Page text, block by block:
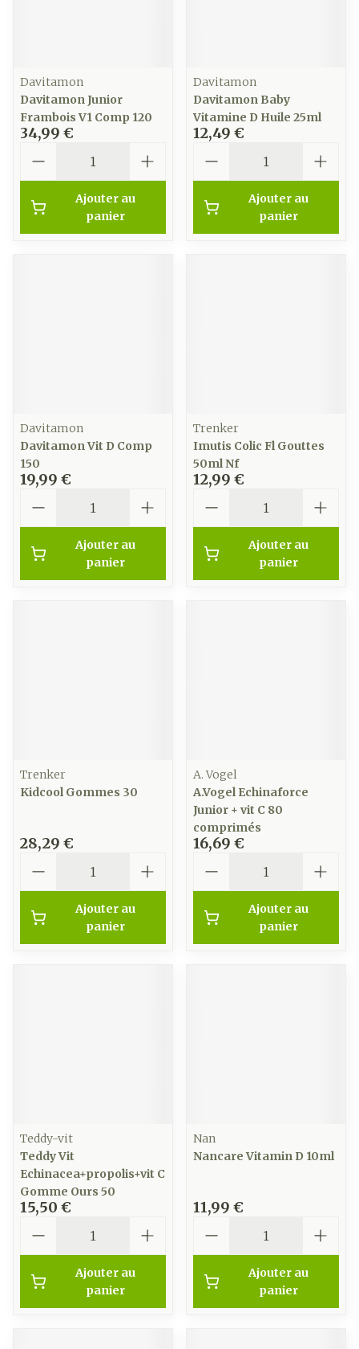
Davitamon
Davitamon Junior
Frambois V1 Comp 120
34,99 €
Ajouter au
panier
Davitamon
Davitamon Baby
Vitamine D Huile 25ml
12,49 €
Ajouter au
panier
Davitamon
Davitamon Vit D Comp
150
19,99 €
Ajouter au
panier
Trenker
Imutis Colic Fl Gouttes
50ml Nf
12,99 €
Ajouter au
panier
Trenker
Kidcool Gommes 30
28,29 €
Ajouter au
panier
A. Vogel
A.Vogel Echinaforce
Junior + vit C 80
comprimés
16,69 €
Ajouter au
panier
Teddy-vit
Teddy Vit
Echinacea+propolis+vit C
Gomme Ours 50
15,50 €
Ajouter au
panier
Nan
Nancare Vitamin D 10ml
11,99 €
Ajouter au
panier